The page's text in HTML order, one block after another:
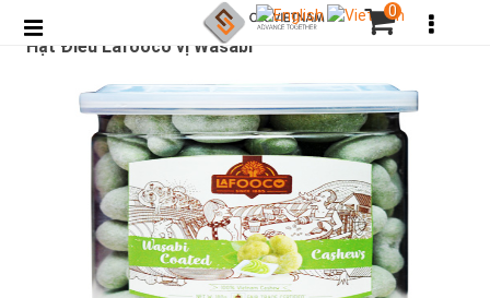
0
Hạt Điều Lafooco vị Wasabi